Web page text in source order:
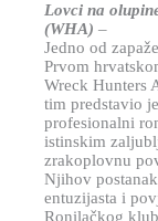
Lovci na
(WHA) –
Jedno od
Prvom
Wreck Hunters
tim predstavio
profesionalni
istinskim
zrakoplovnu
Njihov
entuzijasta i
Ronilačkog